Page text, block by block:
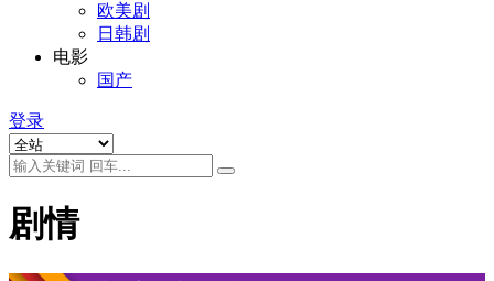
欧美剧
日韩剧
电影
国产
登录
剧情